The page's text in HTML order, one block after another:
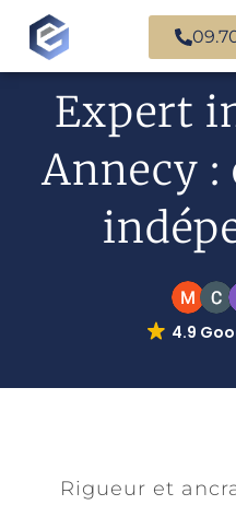
Expert
Annecy :
4.9
Rigueur et